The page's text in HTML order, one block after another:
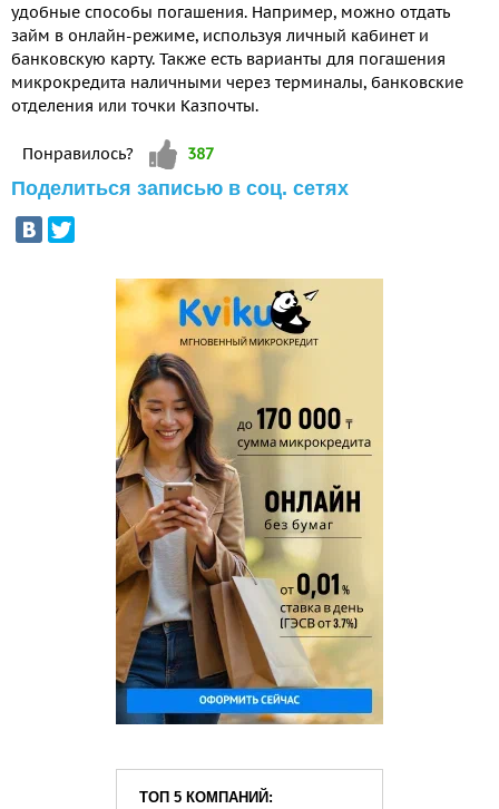
удобные способы погашения. Например, можно отдать
займ в онлайн-режиме, используя личный кабинет и
банковскую карту. Также есть варианты для погашения
микрокредита наличными через терминалы, банковские
отделения или точки Казпочты.
Понравилось? Vote up!
387
Поделиться записью в соц. сетях
ТОП 5 КОМПАНИЙ: